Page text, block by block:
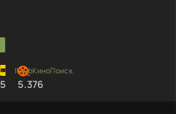
5 5.376